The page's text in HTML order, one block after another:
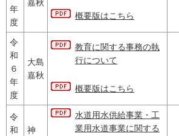
年
度
嘉秋
概要版はこちら
令
和
６
年
度
大島
嘉秋
教育に関する事務の執
行について
概要版はこちら
令
和
神
水道用水供給事業・工
業用水道事業に関する